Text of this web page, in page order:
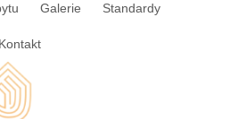
Galerie Standardy
Kontakt